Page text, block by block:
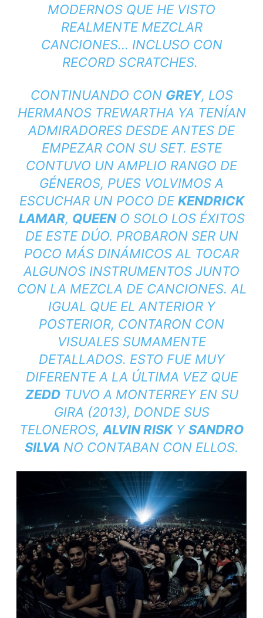
MODERNOS QUE HE VISTO
REALMENTE MEZCLAR
CANCIONES… INCLUSO CON
RECORD SCRATCHES.
CONTINUANDO CON GREY, LOS
HERMANOS TREWARTHA YA TENÍAN
ADMIRADORES DESDE ANTES DE
EMPEZAR CON SU SET. ESTE
CONTUVO UN AMPLIO RANGO DE
GÉNEROS, PUES VOLVIMOS A
ESCUCHAR UN POCO DEKENDRICK
LAMAR, QUEENO SOLO LOS ÉXITOS
DE ESTE DÚO. PROBARON SER UN
POCO MÁS DINÁMICOS AL TOCAR
ALGUNOS INSTRUMENTOS JUNTO
CON LA MEZCLA DE CANCIONES. AL
IGUAL QUE EL ANTERIOR Y
POSTERIOR, CONTARON CON
VISUALES SUMAMENTE
DETALLADOS. ESTO FUE MUY
DIFERENTE A LA ÚLTIMA VEZ QUE
ZEDDTUVO A MONTERREY EN SU
GIRA (2013), DONDE SUS
TELONEROS, ALVIN RISKYSANDRO
SILVA NO CONTABAN CON ELLOS.